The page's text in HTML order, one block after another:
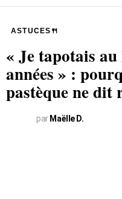
Menu
ASTUCES🍴
« Je tapotais
années » :
pastèque ne
par Maëlle D.